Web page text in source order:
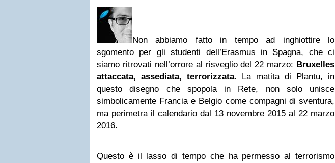
Non abbiamo fatto in tempo ad inghiottire lo
sgomento per gli studenti dell’Erasmus in Spagna, che ci
siamo ritrovati nell’orrore al risveglio del 22 marzo: Bruxelles
attaccata, assediata, terrorizzata. La matita di Plantu, in
questo disegno che spopola in Rete, non solo unisce
simbolicamente Francia e Belgio come compagni di sventura,
ma perimetra il calendario dal 13 novembre 2015 al 22 marzo
2016.
Questo è il lasso di tempo che ha permesso al terrorismo